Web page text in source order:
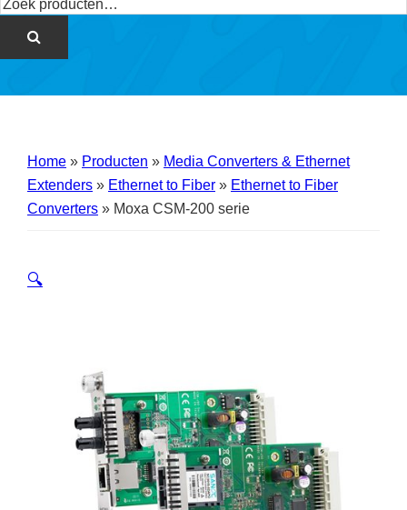
Home » Producten » Media Converters & Ethernet
Extenders » Ethernet to Fiber » Ethernet to Fiber
Converters » Moxa CSM-200 serie
🔍